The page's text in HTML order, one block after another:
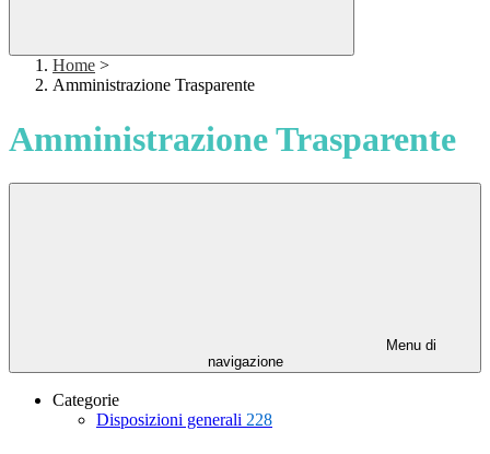
Home >
Amministrazione Trasparente
Amministrazione Trasparente
Menu di
navigazione
Categorie
Disposizioni generali 228